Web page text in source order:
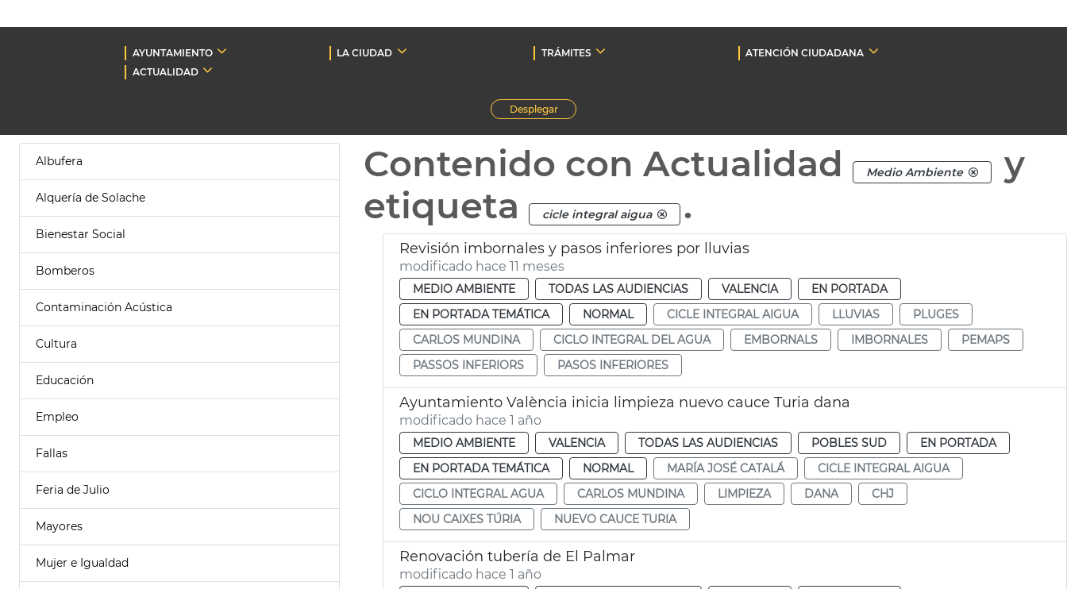
AYUNTAMIENTO LA CIUDAD TRÁMITES
ATENCIÓN CIUDADANA
ACTUALIDAD
Desplegar
Albufera
Alquería de Solache
Bienestar Social
Bomberos
Contaminación Acústica
Cultura
Educación
Empleo
Fallas
Feria de Julio
Mayores
Mujer e Igualdad
Contenido con Actualidad Medio Ambiente
y
etiqueta
cicle integral aigua .
Revisión imbornales y pasos inferiores por lluvias
modificado hace 11 meses
MEDIO AMBIENTE TODAS LAS AUDIENCIAS VALENCIA
EN PORTADA
EN PORTADA TEMÁTICA
NORMAL CICLE INTEGRAL AIGUA LLUVIAS
PLUGES
CARLOS MUNDINA
CICLO INTEGRAL DEL AGUA EMBORNALS IMBORNALES
PEMAPS
PASSOS INFERIORS
PASOS INFERIORES
Ayuntamiento València inicia limpieza nuevo cauce Turia dana
modificado hace 1 año
MEDIO AMBIENTE VALENCIA TODAS LAS AUDIENCIAS POBLES SUD
EN PORTADA
EN PORTADA TEMÁTICA
NORMAL MARÍA JOSÉ CATALÁ
CICLE INTEGRAL AIGUA
CICLO INTEGRAL AGUA
CARLOS MUNDINA LIMPIEZA DANA
CHJ
NOU CAIXES TÚRIA
NUEVO CAUCE TURIA
Renovación tubería de El Palmar
modificado hace 1 año